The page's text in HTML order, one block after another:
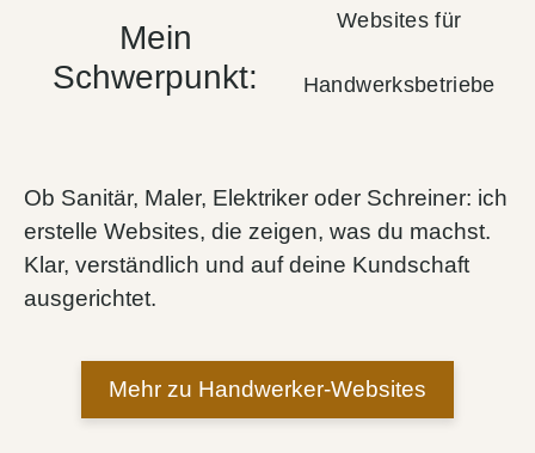
Mein
Schwerpunkt:
Websites für
Handwerksbetriebe
Ob Sanitär, Maler, Elektriker oder Schreiner: ich
erstelle Websites, die zeigen, was du machst.
Klar, verständlich und auf deine Kundschaft
ausgerichtet.
Mehr zu Handwerker-Websites